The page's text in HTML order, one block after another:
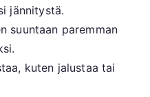
jännitystä.
suuntaan paremman
kuten jalustaa tai